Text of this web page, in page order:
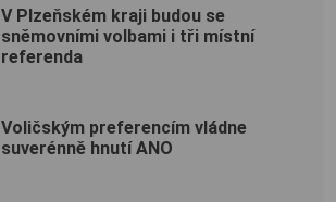
V Plzeňském kraji budou se
sněmovními volbami i tři místní
referenda
Voličským preferencím vládne
suverénně hnutí ANO